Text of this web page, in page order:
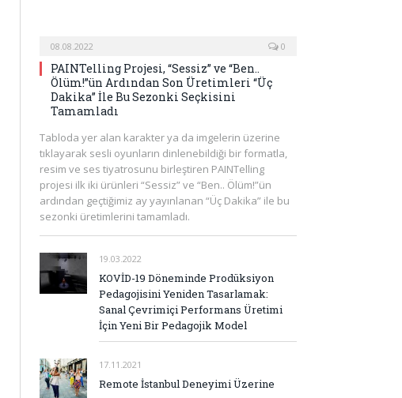
08.08.2022 0
PAINTelling Projesi, “Sessiz” ve “Ben..
Ölüm!”ün Ardından Son Üretimleri “Üç
Dakika” İle Bu Sezonki Seçkisini
Tamamladı
Tabloda yer alan karakter ya da imgelerin üzerine
tıklayarak sesli oyunların dinlenebildiği bir formatla,
resim ve ses tiyatrosunu birleştiren PAINTelling
projesi ilk iki ürünleri “Sessiz” ve “Ben.. Ölüm!”ün
ardından geçtiğimiz ay yayınlanan “Üç Dakika” ile bu
sezonki üretimlerini tamamladı.
19.03.2022
KOVİD-19 Döneminde Prodüksiyon
Pedagojisini Yeniden Tasarlamak:
Sanal Çevrimiçi Performans Üretimi
İçin Yeni Bir Pedagojik Model
17.11.2021
Remote İstanbul Deneyimi Üzerine